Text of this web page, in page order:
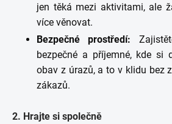
jen těká mezi aktivitami, ale
více věnovat.
Bezpečné prostředí:
bezpečné a příjemné, kde si
obav z úrazů, a to v klidu bez
zákazů.
2. Hrajte si společně